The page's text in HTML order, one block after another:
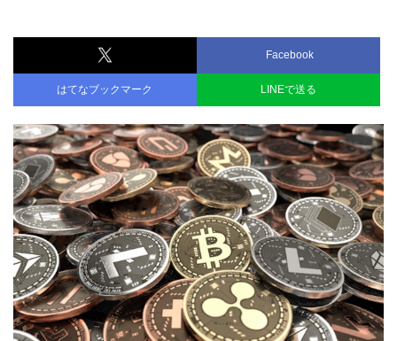
Facebook
はてなブックマーク LINEで送る